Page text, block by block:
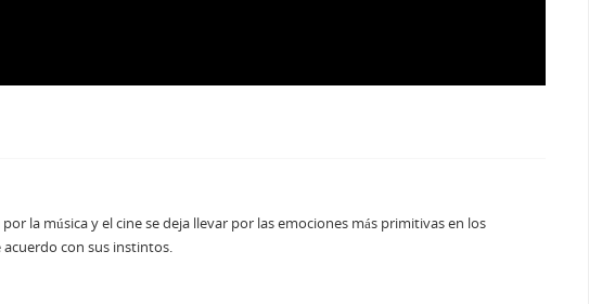
la música y el cine se deja llevar por las emociones más primitivas en los
acuerdo con sus instintos.